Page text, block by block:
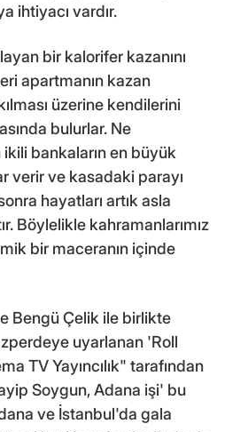
ihtiyacı vardır.
bir kalorifer kazanını
apartmanın kazan
üzerine kendilerini
bulurlar. Ne
bankaların en büyük
verir ve kasadaki parayı
hayatları artık asla
Böylelikle kahramanlarımız
bir maceranın içinde
Bengü Çelik ile birlikte
uyarlanan 'Roll
TV Yayıncılık" tarafından
Soygun, Adana işi' bu
ve İstanbul'da gala